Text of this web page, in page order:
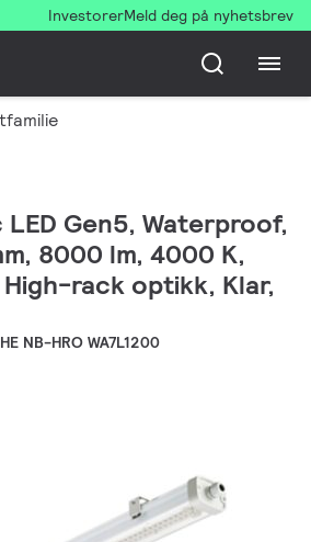
InvestorerMeld deg på nyhetsbrev
Gen5, Waterproof,
8000 lm, 4000 K,
rack optikk, Klar,
NB-HRO WA7L1200